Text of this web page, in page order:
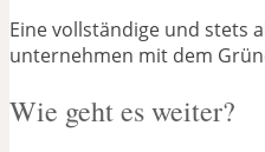
Eine vollständige und stets
unternehmen mit dem
Wie geht es weiter?